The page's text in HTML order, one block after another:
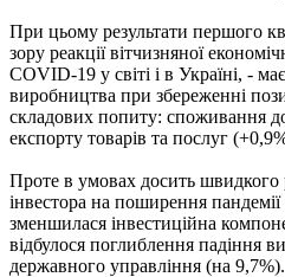
При цьому результати першого
зору реакції вітчизняної
COVID-19 у світі і в Україні, -
виробництва при збереженні
складових попиту: споживання
експорту товарів та послуг
Проте в умовах досить швидкого
інвестора на поширення
зменшилася інвестиційна
відбулося поглиблення падіння
державного управління (на 9,7%).